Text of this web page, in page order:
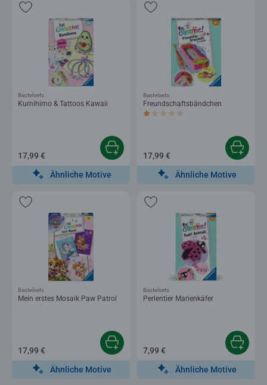
Kumihimo & Tattoos Kawaii
Bastelsets
17,99 €
Ähnliche Motive
Freundschaftsbändchen
Durchschnittliche Bewertung 1,0 von 5
Bastelsets
17,99 €
Ähnliche Motive
Mein erstes Mosaik Paw Patrol
Bastelsets
17,99 €
Ähnliche Motive
Perlentier Marienkäfer
Bastelsets
7,99 €
Ähnliche Motive